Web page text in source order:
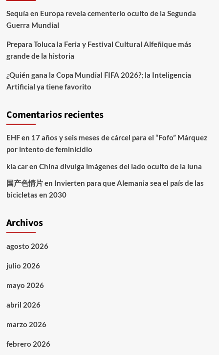
Sequía en Europa revela cementerio oculto de la Segunda
Guerra Mundial
Prepara Toluca la Feria y Festival Cultural Alfeñique más
grande de la historia
¿Quién gana la Copa Mundial FIFA 2026?; la Inteligencia
Artificial ya tiene favorito
Comentarios recientes
EHFen 17 años y seis meses de cárcel para el “Fofo” Márquez
por intento de feminicidio
kia caren China divulga imágenes del lado oculto de la luna
国产色情片en Invierten para que Alemania sea el país de las
bicicletas en 2030
Archivos
agosto 2026
julio 2026
mayo 2026
abril 2026
marzo 2026
febrero 2026